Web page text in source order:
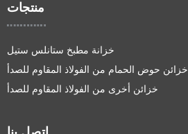
منتجات
خزانة مطبخ ستانلس ستيل
خزائن حوض الحمام من الفولاذ المقاوم للصدأ
خزائن أخرى من الفولاذ المقاوم للصدأ